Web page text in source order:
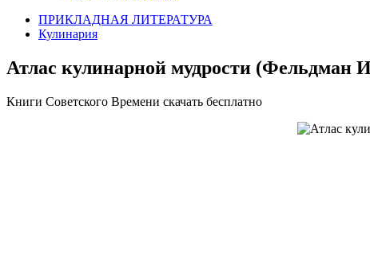
ПРИКЛАДНАЯ ЛИТЕРАТУРА
Кулинария
Атлас кулинарной мудрости (Фельдман
Книги Советского Времени скачать бесплатно